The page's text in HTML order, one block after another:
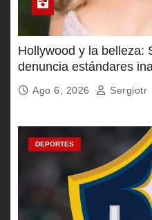
Hollywood y la belleza:
denuncia estándares
Ago 6, 2026 Sergiotr
DEPORTES